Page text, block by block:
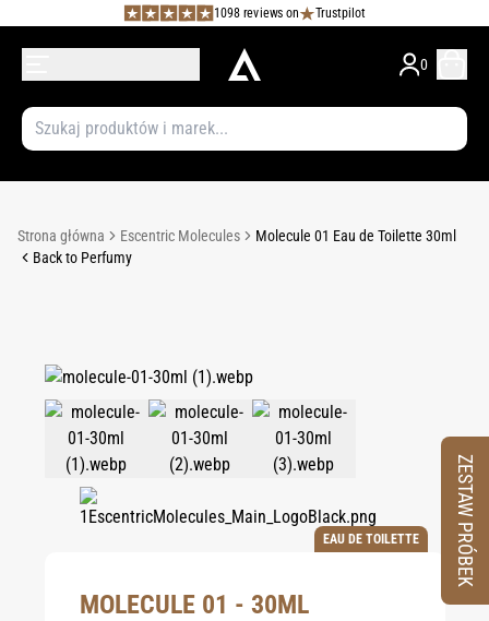
1098 reviews on Trustpilot
0
Strona główna Escentric Molecules
Molecule 01 Eau de Toilette 30ml
Back to Perfumy
EAU DE TOILETTE
MOLECULE 01 - 30ML
ZESTAW PRÓBEK